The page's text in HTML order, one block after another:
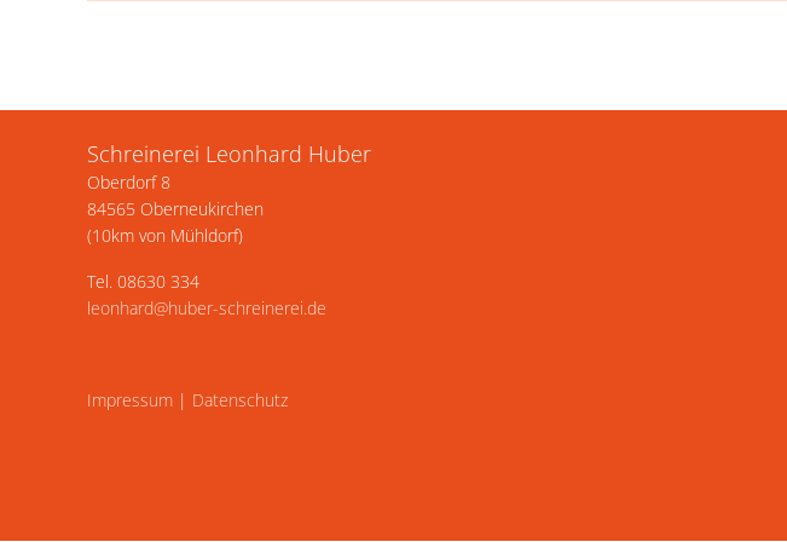
Schreinerei Leonhard Huber
Oberdorf 8
84565 Oberneukirchen
(10km von Mühldorf)
Tel. 08630 334
leonhard@huber-schreinerei.de
Impressum | Datenschutz